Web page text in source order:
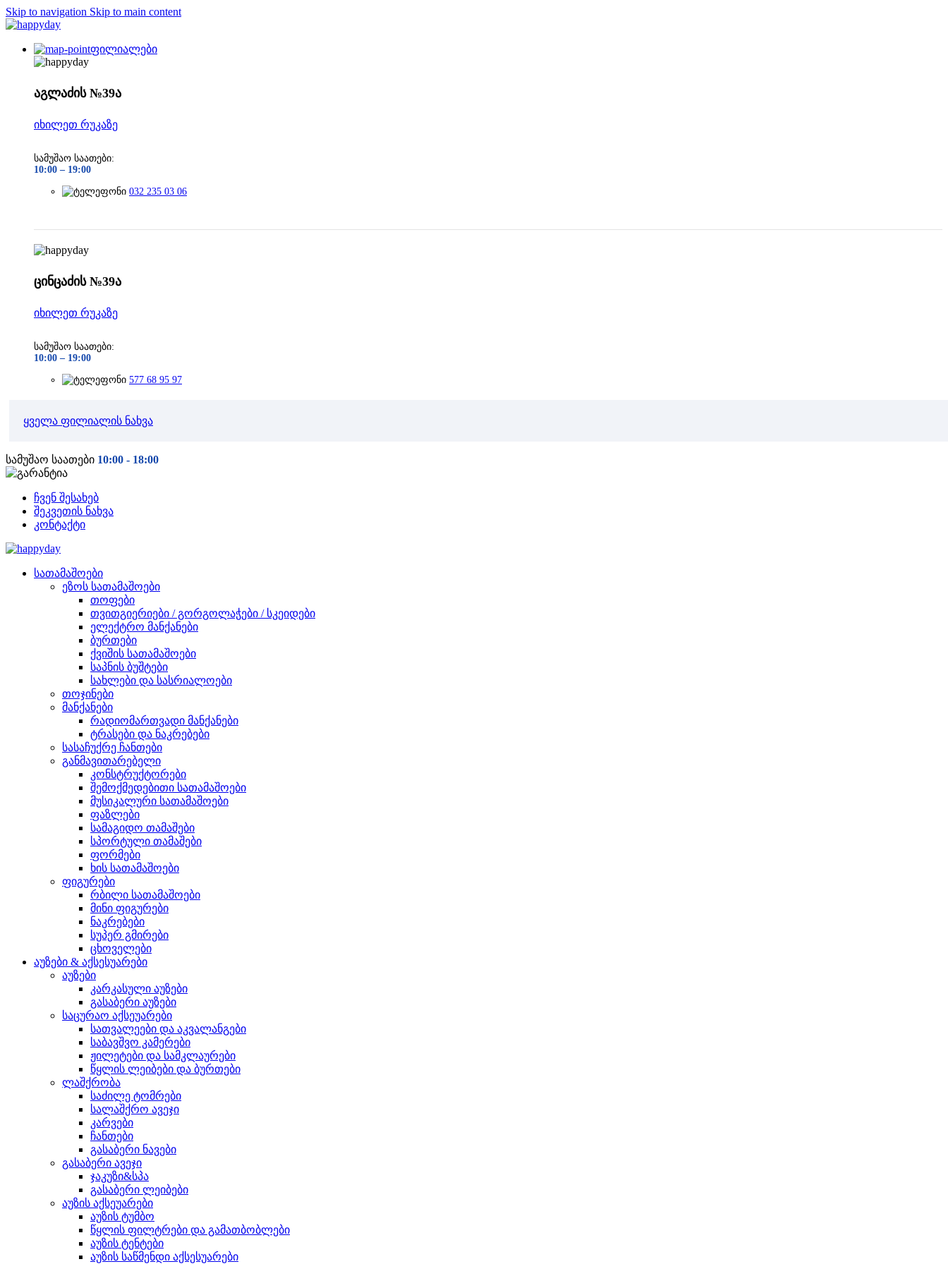
Skip to navigation Skip to main content
ფილიალები
აგლაძის №39ა
იხილეთ რუკაზე
სამუშაო საათები:
10:00 – 19:00
032 235 03 06
ცინცაძის №39ა
იხილეთ რუკაზე
სამუშაო საათები:
10:00 – 19:00
577 68 95 97
ყველა ფილიალის ნახვა
სამუშაო საათები 10:00 - 18:00
ჩვენ შესახებ
შეკვეთის ნახვა
კონტაქტი
სათამაშოები
ეზოს სათამაშოები
თოფები
თვითგიერიები / გორგოლაჭები / სკეიდები
ელექტრო მანქანები
ბურთები
ქვიშის სათამაშოები
საპნის ბუშტები
სახლები და სასრიალოები
თოჯინები
მანქანები
რადიომართვადი მანქანები
ტრასები და ნაკრებები
სასაჩუქრე ჩანთები
განმავითარებელი
კონსტრუქტორები
შემოქმედებითი სათამაშოები
მუსიკალური სათამაშოები
ფაზლები
სამაგიდო თამაშები
სპორტული თამაშები
ფორმები
ხის სათამაშოები
ფიგურები
რბილი სათამაშოები
მინი ფიგურები
ნაკრებები
სუპერ გმირები
ცხოველები
აუზები & აქსესუარები
აუზები
კარკასული აუზები
გასაბერი აუზები
საცურაო აქსეუარები
სათვალეები და აკვალანგები
საბავშვო კამერები
ჟილეტები და სამკლაურები
წყლის ლეიბები და ბურთები
ლაშქრობა
საძილე ტომრები
სალაშქრო ავეჯი
კარვები
ჩანთები
გასაბერი ნავები
გასაბერი ავეჯი
ჯაკუზი&სპა
გასაბერი ლეიბები
აუზის აქსეუარები
აუზის ტუმბო
წყლის ფილტრები და გამათბობლები
აუზის ტენტები
აუზის საწმენდი აქსესუარები